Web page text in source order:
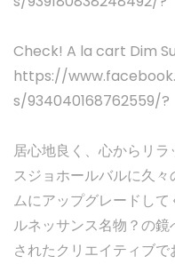
Check! A la cart Dim
https://
s/934040168762559/?
居心地良く、心からリ
スジョホールバルに久
ムにアップグレードして
ルネッサンス名物？の
されたクリエイティブ